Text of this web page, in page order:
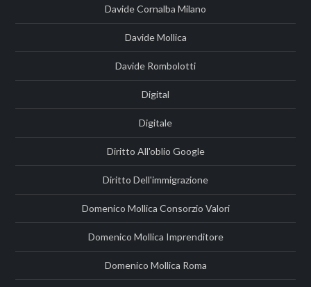
Davide Cornalba Milano
Davide Mollica
Davide Rombolotti
Digital
Digitale
Diritto All'oblio Google
Diritto Dell'immigrazione
Domenico Mollica Consorzio Valori
Domenico Mollica Imprenditore
Domenico Mollica Roma